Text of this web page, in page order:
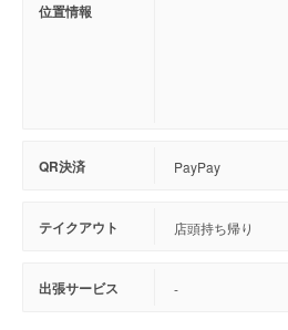
位置情報
QR決済 PayPay
テイクアウト 店頭持ち帰り
出張サービス -